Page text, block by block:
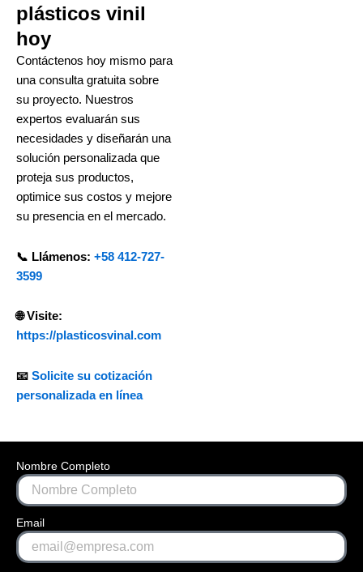
plásticos vinil
hoy
Contáctenos hoy mismo para
una consulta gratuita sobre
su proyecto. Nuestros
expertos evaluarán sus
necesidades y diseñarán una
solución personalizada que
proteja sus productos,
optimice sus costos y mejore
su presencia en el mercado.
📞 Llámenos: +58 412-727-
3599
🌐 Visite:
https://plasticosvinal.com
📧 Solicite su cotización
personalizada en línea
Nombre Completo
Email